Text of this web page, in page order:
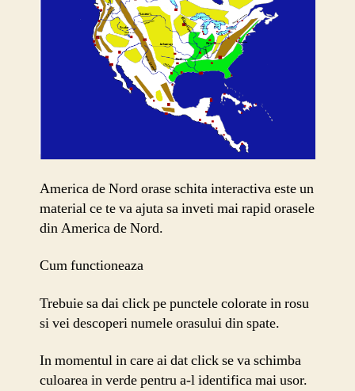
America de Nord orase schita interactiva este un
material ce te va ajuta sa inveti mai rapid orasele
din America de Nord.
Cum functioneaza
Trebuie sa dai click pe punctele colorate in rosu
si vei descoperi numele orasului din spate.
In momentul in care ai dat click se va schimba
culoarea in verde pentru a-l identifica mai usor.